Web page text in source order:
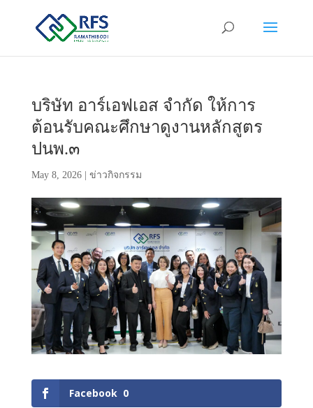
บริษัท อาร์เอฟเอส จำกัด ให้การ
ต้อนรับคณะศึกษาดูงานหลักสูตร
ปนพ.๓
May 8, 2026| ข่าวกิจกรรม
Facebook 0